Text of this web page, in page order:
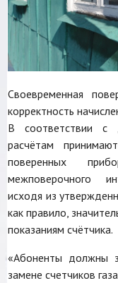
Своевременная
корректность
В соответствии с
расчётам
поверенных
межповерочного
исходя из
как правило,
показаниям счётчика.
«Абоненты должны
замене счетчиков